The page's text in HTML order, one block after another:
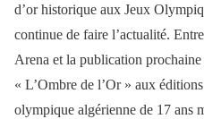
d’or historique aux Jeux
continue de faire l’actualité.
Arena et la publication
« L’Ombre de l’Or » aux
olympique algérienne de 17 ans